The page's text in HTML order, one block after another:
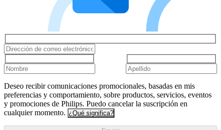
Deseo recibir comunicaciones promocionales, basadas en mis
preferencias y comportamiento, sobre productos, servicios, eventos
y promociones de Philips. Puedo cancelar la suscripción en
cualquier momento. ¿Qué significa?